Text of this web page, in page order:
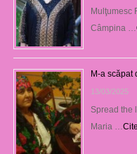
Mulţumesc
Câmpina …
M-a scăpat
13/03/2025
Spread the
Maria …